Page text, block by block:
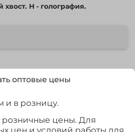
H - голография.
– довольно тяжелая
ловит рыбу на глубоких
оптовые цены
и в розницу.
розничные цены. Для